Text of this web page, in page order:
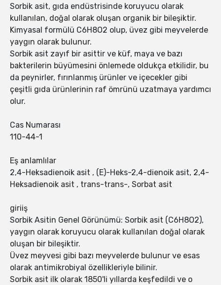
Sorbik asit, gıda endüstrisinde koruyucu olarak
kullanılan, doğal olarak oluşan organik bir bileşiktir.
Kimyasal formülü C6H8O2 olup, üvez gibi meyvelerde
yaygın olarak bulunur.
Sorbik asit zayıf bir asittir ve küf, maya ve bazı
bakterilerin büyümesini önlemede oldukça etkilidir, bu
da peynirler, fırınlanmış ürünler ve içecekler gibi
çeşitli gıda ürünlerinin raf ömrünü uzatmaya yardımcı
olur.
Cas Numarası
110-44-1
Eş anlamlılar
2,4-Heksadienoik asit , (E)-Heks-2,4-dienoik asit, 2,4-
Heksadienoik asit , trans-trans-, Sorbat asit
giriiş
Sorbik Asitin Genel Görünümü: Sorbik asit (C6H8O2),
yaygın olarak koruyucu olarak kullanılan doğal olarak
oluşan bir bileşiktir.
Üvez meyvesi gibi bazı meyvelerde bulunur ve esas
olarak antimikrobiyal özellikleriyle bilinir.
Sorbik asit ilk olarak 1850'li yıllarda keşfedildi ve o